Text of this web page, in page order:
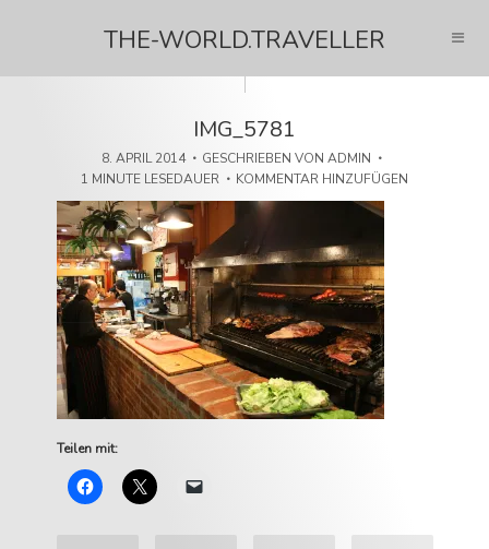
THE-WORLD.TRAVELLER
IMG_5781
8. APRIL 2014 GESCHRIEBEN VON ADMIN
1 MINUTE LESEDAUER
KOMMENTAR HINZUFÜGEN
Teilen mit: